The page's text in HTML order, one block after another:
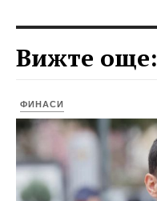
Вижте още:
ФИНАСИ